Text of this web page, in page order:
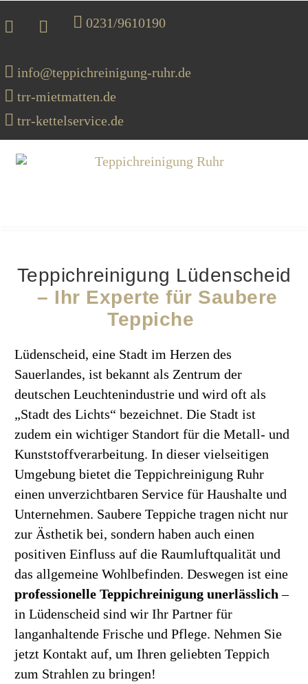
0231/9610190
info@teppichreinigung-ruhr.de
trr-mietmatten.de
trr-kettelservice.de
Teppichreinigung Lüdenscheid
– Ihr Experte für Saubere
Teppiche
Lüdenscheid, eine Stadt im Herzen des
Sauerlandes, ist bekannt als Zentrum der
deutschen Leuchtenindustrie und wird oft als
„Stadt des Lichts“ bezeichnet. Die Stadt ist
zudem ein wichtiger Standort für die Metall- und
Kunststoffverarbeitung. In dieser vielseitigen
Umgebung bietet die Teppichreinigung Ruhr
einen unverzichtbaren Service für Haushalte und
Unternehmen. Saubere Teppiche tragen nicht nur
zur Ästhetik bei, sondern haben auch einen
positiven Einfluss auf die Raumluftqualität und
das allgemeine Wohlbefinden. Deswegen ist eine
professionelle Teppichreinigung unerlässlich –
in Lüdenscheid sind wir Ihr Partner für
langanhaltende Frische und Pflege. Nehmen Sie
jetzt Kontakt auf, um Ihren geliebten Teppich
zum Strahlen zu bringen!